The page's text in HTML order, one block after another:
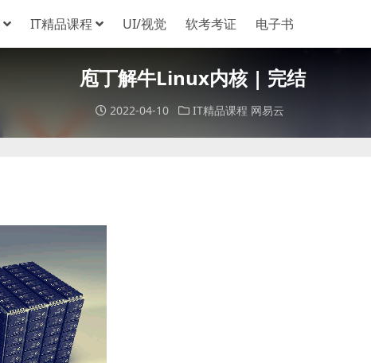
IT精品课程 UI/视觉 软考考证 电子书
庖丁解牛Linux内核 | 完结
2022-04-10 IT精品课程 网易云